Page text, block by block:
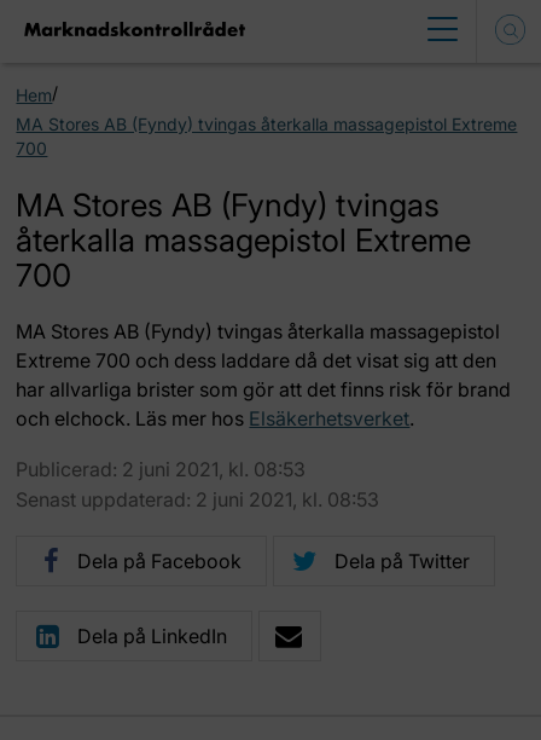
Hem/
MA Stores AB (Fyndy) tvingas återkalla massagepistol Extreme
700
MA Stores AB (Fyndy) tvingas
återkalla massagepistol Extreme
700
MA Stores AB (Fyndy) tvingas återkalla massagepistol
Extreme 700 och dess laddare då det visat sig att den
har allvarliga brister som gör att det finns risk för brand
och elchock. Läs mer hos Elsäkerhetsverket.
Publicerad: 2 juni 2021, kl. 08:53
Senast uppdaterad: 2 juni 2021, kl. 08:53
Dela på Facebook Dela på Twitter
Dela på LinkedIn